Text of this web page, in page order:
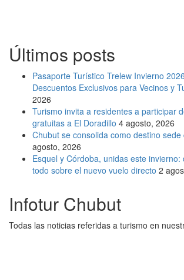
Últimos posts
Pasaporte Turístico Trelew Invierno
Descuentos Exclusivos para Vecinos y
2026
Turismo invita a residentes a participar
gratuitas a El Doradillo 4 agosto, 2026
Chubut se consolida como destino
agosto, 2026
Esquel y Córdoba, unidas este
todo sobre el nuevo vuelo directo 2
Infotur Chubut
Todas las noticias referidas a turismo en